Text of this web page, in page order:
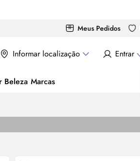
Meus Pedidos
Informar localização Entrar
Beleza Marcas